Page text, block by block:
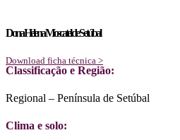
Dona Helena Moscatel de Setúbal
Download ficha técnica >
Classificação e Região:
Regional – Península de Setúbal
Clima e solo: